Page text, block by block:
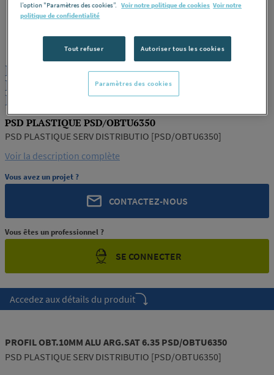
PROFIL OBT.10MM ALU ARG.SAT 6.35
PSD/OBTU6350 PSD PLASTIQUE SERV
DISTRIBUTIO [PSD/OBTU6350]
PSD PLASTIQUE PSD/OBTU6350
PSD PLASTIQUE SERV DISTRIBUTIO [PSD/OBTU6350]
Voir la description complète
Vous avez un projet ?
CONTACTEZ-NOUS
Vous êtes un professionnel ?
SE CONNECTER
Accedez aux détails du produit
PROFIL OBT.10MM ALU ARG.SAT 6.35 PSD/OBTU6350
PSD PLASTIQUE SERV DISTRIBUTIO [PSD/OBTU6350]
l’option "Paramètres des cookies”. Voir notre politique de cookies Voir notre
politique de confidentialité
Tout refuser Autoriser tous les cookies
Paramètres des cookies